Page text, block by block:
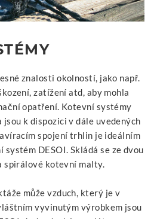
znalosti okolností, jako např.
zatížení atd, aby mohla
opatření. Kotevní systémy
jsou k dispozici v dále uvedených
spojení trhlin je ideálním
DESOI. Skládá se ze dvou
spirálové kotevní malty.
může vzduch, který je v
vyvinutým výrobkem jsou